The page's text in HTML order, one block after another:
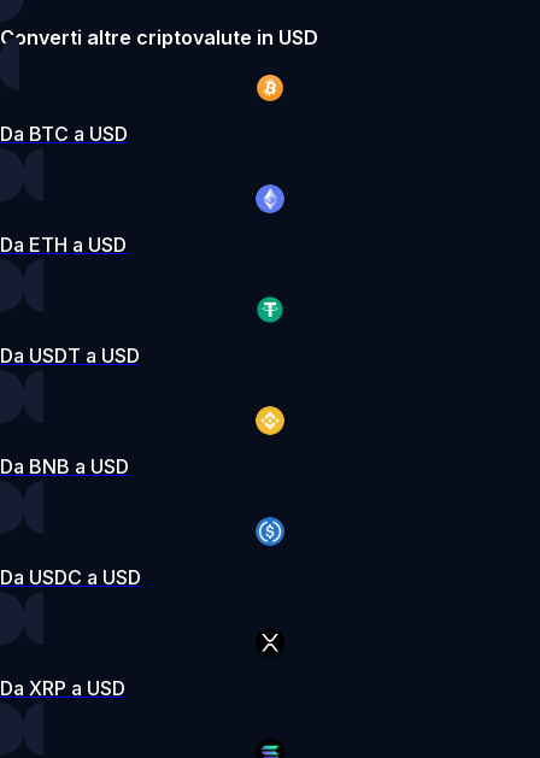
Converti altre criptovalute in USD
Da BTC a USD
Da ETH a USD
Da USDT a USD
Da BNB a USD
Da USDC a USD
Da XRP a USD